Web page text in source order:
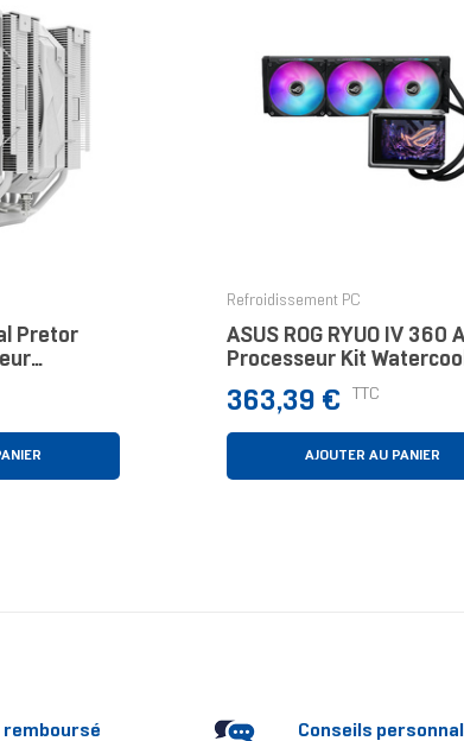
Pretor
Cm
Refroidissement PC
ASUS ROG RYUO IV 360
Processeur Kit
Prix
363,39 € TTC
AJOUTER AU PANIER
Conseils